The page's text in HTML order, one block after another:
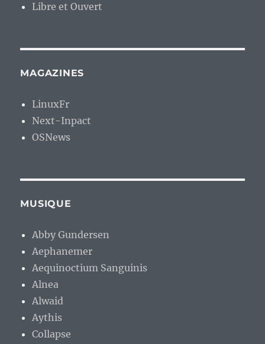
Libre et Ouvert
MAGAZINES
LinuxFr
Next-Inpact
OSNews
MUSIQUE
Abby Gundersen
Aephanemer
Aequinoctium Sanguinis
Alnea
Alwaid
Aythis
Collapse